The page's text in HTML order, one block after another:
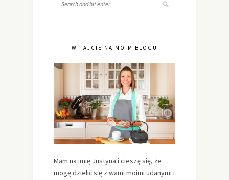
WITAJCIE NA MOIM BLOGU
Mam na imię Justyna i cieszę się, że
mogę dzielić się z wami moimi udanymi i